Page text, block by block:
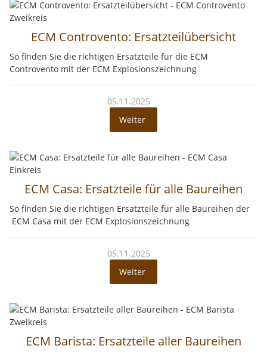
ECM Controvento: Ersatzteilübersicht
So finden Sie die richtigen Ersatzteile für die ECM
Controvento mit der ECM Explosionszeichnung
05.11.2025
Weiter
ECM Casa: Ersatzteile für alle Baureihen
So finden Sie die richtigen Ersatzteile für alle Baureihen der
ECM Casa mit der ECM Explosionszeichnung
05.11.2025
Weiter
ECM Barista: Ersatzteile aller Baureihen